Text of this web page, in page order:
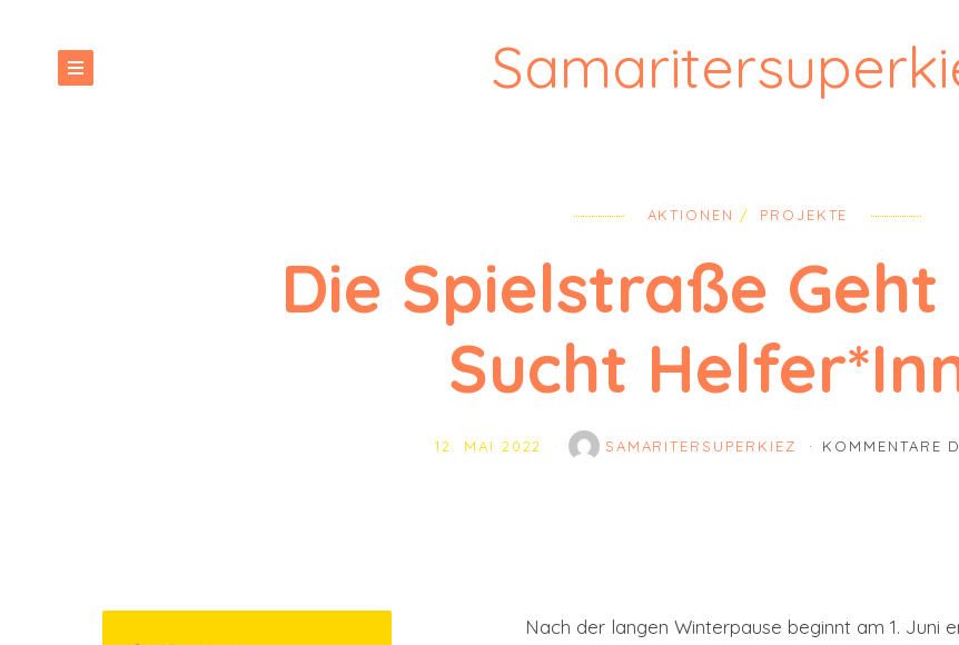
AKTIONEN PROJEKTE
Die Spielstraße Geht
Sucht
12. MAI 2022 SAMARITERSUPERKIEZ KOMMENTARE
Nach der langen Winterpause beginnt am 1. Juni